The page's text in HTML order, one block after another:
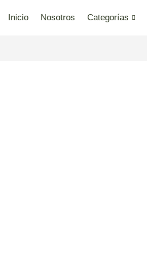
Inicio Nosotros Categorías